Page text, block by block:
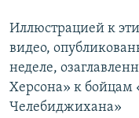
Иллюстрацией к
видео,
неделе,
Херсона» к бойцам
Челебиджихана»